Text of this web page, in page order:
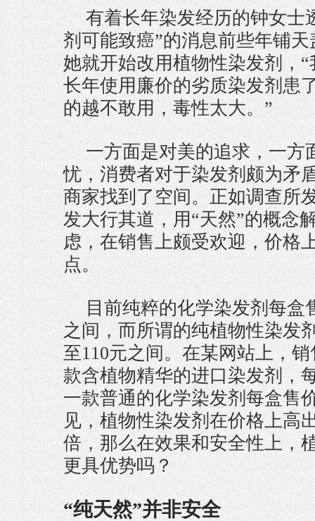
有着长年染发经历的钟女士
剂可能致癌”的消息前些年铺
她就开始改用植物性染发剂，
长年使用廉价的劣质染发剂患
的越不敢用，毒性太大。”
一方面是对美的追求，一方
忧，消费者对于染发剂颇为矛
商家找到了空间。正如调查所
发大行其道，用“天然”的概念
虑，在销售上颇受欢迎，价格
点。
目前纯粹的化学染发剂每盒
之间，而所谓的纯植物性染发
至110元之间。在某网站上，
款含植物精华的进口染发剂，
一款普通的化学染发剂每盒售
见，植物性染发剂在价格上高
倍，那么在效果和安全性上，
更具优势吗？
“纯天然”并非安全